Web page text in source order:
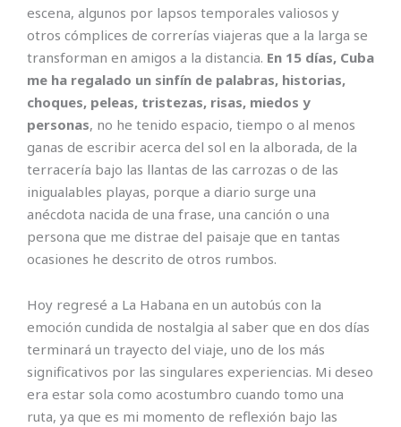
escena, algunos por lapsos temporales valiosos y
otros cómplices de correrías viajeras que a la larga se
transforman en amigos a la distancia. En 15 días, Cuba
me ha regalado un sinfín de palabras, historias,
choques, peleas, tristezas, risas, miedos y
personas, no he tenido espacio, tiempo o al menos
ganas de escribir acerca del sol en la alborada, de la
terracería bajo las llantas de las carrozas o de las
inigualables playas, porque a diario surge una
anécdota nacida de una frase, una canción o una
persona que me distrae del paisaje que en tantas
ocasiones he descrito de otros rumbos.
Hoy regresé a La Habana en un autobús con la
emoción cundida de nostalgia al saber que en dos días
terminará un trayecto del viaje, uno de los más
significativos por las singulares experiencias. Mi deseo
era estar sola como acostumbro cuando tomo una
ruta, ya que es mi momento de reflexión bajo las